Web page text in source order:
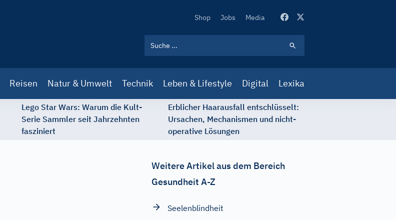
Secondary
Shop Jobs Media
Reisen Natur & Umwelt Technik Leben & Lifestyle Digital Lexika
Lego Star Wars: Warum die Kult-
Serie Sammler seit Jahrzehnten
fasziniert
Erblicher Haarausfall entschlüsselt:
Ursachen, Mechanismen und nicht-
operative Lösungen
Weitere Artikel aus dem Bereich
Gesundheit A-Z
Seelenblindheit